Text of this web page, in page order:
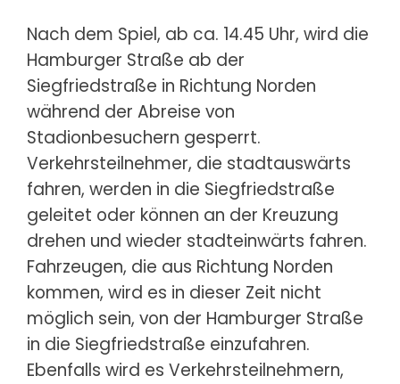
Nach dem Spiel, ab ca. 14.45 Uhr, wird die
Hamburger Straße ab der
Siegfriedstraße in Richtung Norden
während der Abreise von
Stadionbesuchern gesperrt.
Verkehrsteilnehmer, die stadtauswärts
fahren, werden in die Siegfriedstraße
geleitet oder können an der Kreuzung
drehen und wieder stadteinwärts fahren.
Fahrzeugen, die aus Richtung Norden
kommen, wird es in dieser Zeit nicht
möglich sein, von der Hamburger Straße
in die Siegfriedstraße einzufahren.
Ebenfalls wird es Verkehrsteilnehmern,